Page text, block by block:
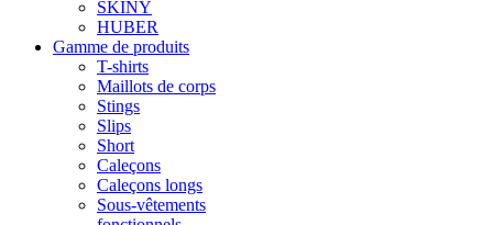
SKINY
HUBER
Gamme de produits
T-shirts
Maillots de corps
Stings
Slips
Short
Caleçons
Caleçons longs
Sous-vêtements